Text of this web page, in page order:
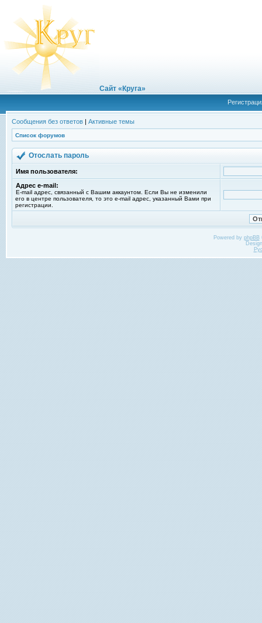
Сайт «Круга»
Сообщения без ответов | Активные темы
Список форумов
Отослать пароль
Имя пользователя:
Адрес e-mail:
E-mail адрес, связанный с Вашим аккаунтом. Если Вы не изменили
его в центре пользователя, то это e-mail адрес, указанный Вами при
регистрации.
Powered by phpBB